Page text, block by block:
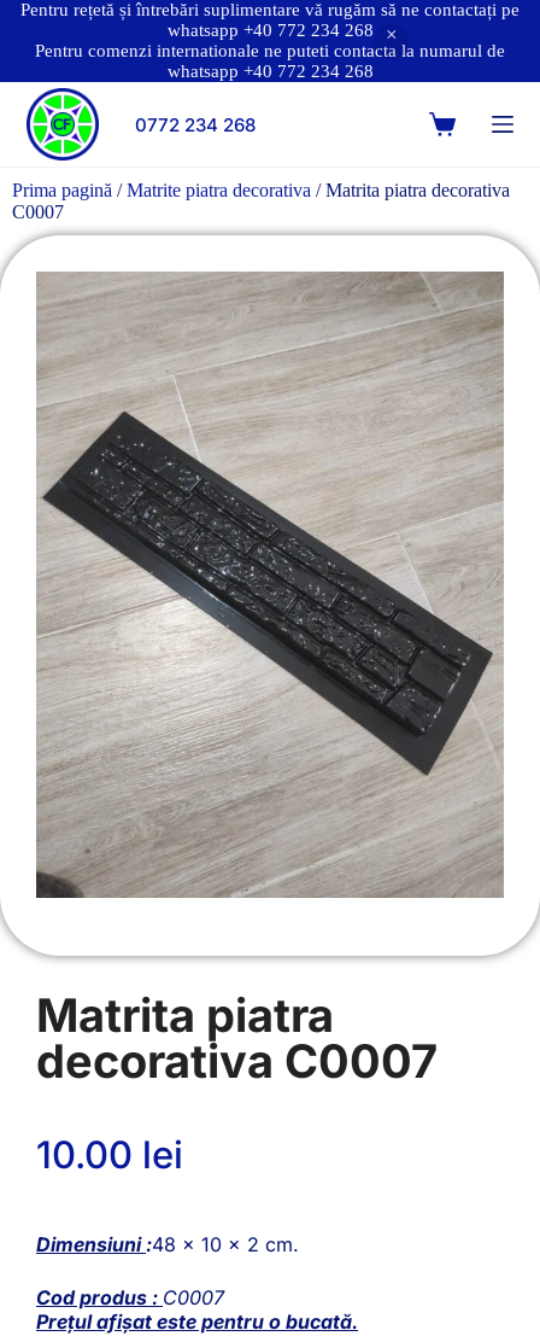
Pentru rețetă și întrebări suplimentare vă rugăm să ne contactați pe
whatsapp +40 772 234 268
Pentru comenzi internationale ne puteti contacta la numarul de
whatsapp +40 772 234 268
0772 234 268
Prima pagină /Matrite piatra decorativa / Matrita piatra decorativa
C0007
Matrita piatra
decorativa C0007
10.00 lei
Dimensiuni:48 x 10 x 2 cm.
Cod produs : C0007
Prețul afișat este pentru o bucată.